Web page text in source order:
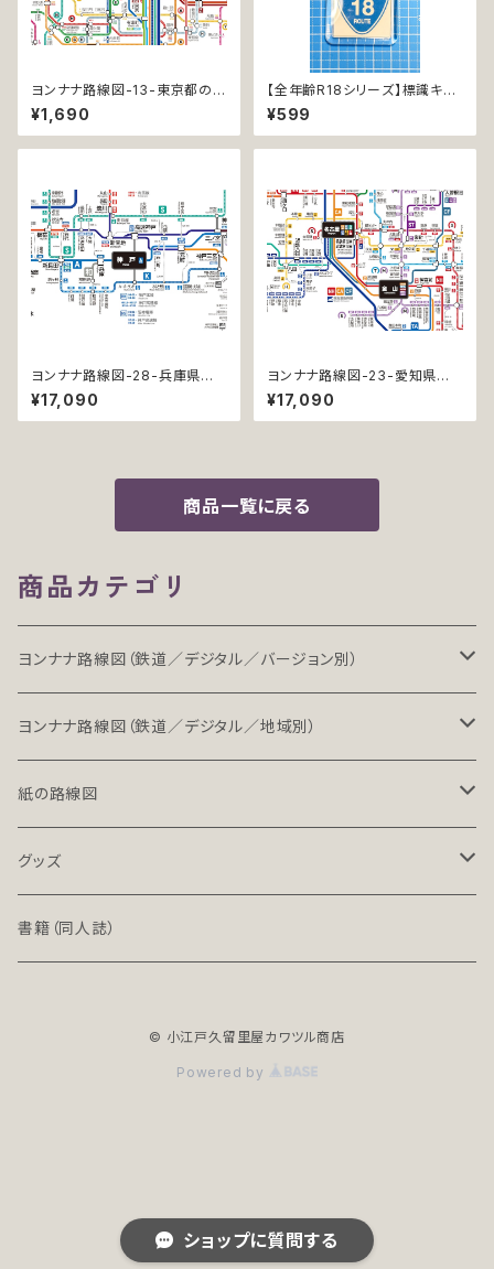
ショップに質問する
ヨンナナ路線図-13-東京都の鉄
道 (Tokyo / デジタル / LT)
¥1,690
【全年齢R18シリーズ】標識キー
ホルダー 国道18号 33×33mm
¥599
ヨンナナ路線図-28-兵庫県の
鉄道 (Hyogo / デジタル / PR
O-NC)
¥17,090
ヨンナナ路線図-23-愛知県の
鉄道 (Aichi / デジタル / PRO-
NC)
¥17,090
商品一覧に戻る
商品カテゴリ
ヨンナナ路線図（鉄道／デジタル／バージョン別）
LT（ライト）
LT-NC（ライト／ノンクレジット版）
PRO（プロ）
PRO-NC（プロ／ノンクレジット版）
ヨンナナ路線図（鉄道／デジタル／地域別）
北海道・東北地方の鉄道（デジタル）
関東地方の鉄道（デジタル）
中部地方の鉄道（デジタル）
世界の鉄道（デジタル）
紙の路線図
鉄道路線図
高速道路案内図
グッズ
文具（クリアファイル）
書籍（同人誌）
© 小江戸久留里屋カワツル商店
Powered by